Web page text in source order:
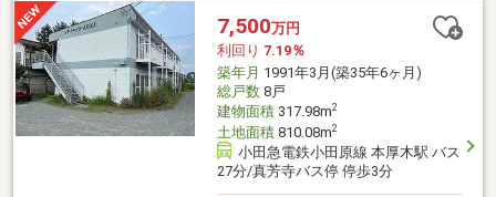
7,500万円
利回り 7.19％
築年月 1991年3月(築35年6ヶ月)
総戸数8戸
建物面積317.98m2
土地面積810.08m2
小田急電鉄小田原線 本厚木駅 バス
27分/真芳寺バス停 停歩3分